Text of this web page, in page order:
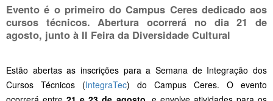
Evento é o primeiro do Campus Ceres dedicado aos
cursos técnicos. Abertura ocorrerá no dia 21 de
agosto, junto à II Feira da Diversidade Cultural
Estão abertas as inscrições para a Semana de Integração dos
Cursos Técnicos (IntegraTec) do Campus Ceres. O evento